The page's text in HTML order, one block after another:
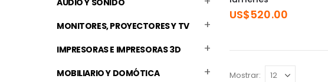
US$520.00
Mostrar:
AUDIO Y SONIDO
MONITORES, PROYECTORES Y TV
IMPRESORAS E IMPRESORAS 3D
MOBILIARIO Y DOMÓTICA